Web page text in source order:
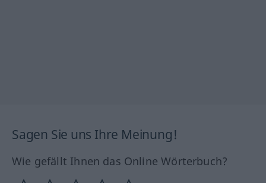
Sagen Sie uns Ihre Meinung!
Wie gefällt Ihnen das Online Wörterbuch?